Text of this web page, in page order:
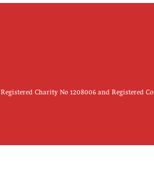
Registered Charity No 1208006 and Registered